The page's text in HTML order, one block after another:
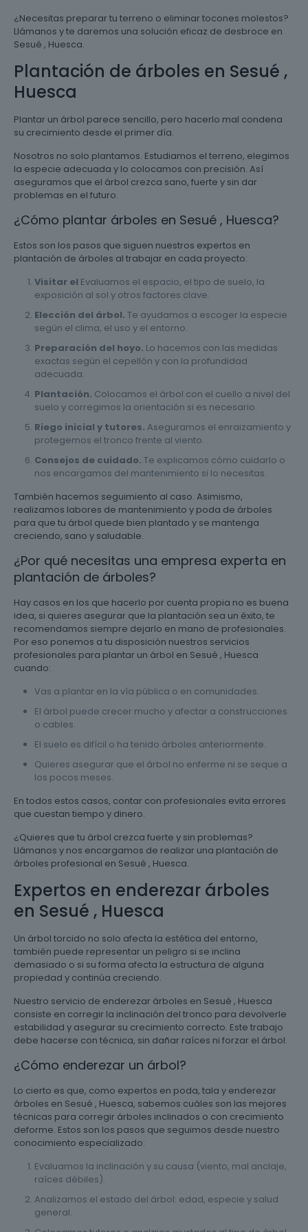
¿Necesitas preparar tu terreno o eliminar tocones molestos?
Llámanos y te daremos una solución eficaz de desbroce en
Sesué , Huesca.
Plantación de árboles en Sesué ,
Huesca
Plantar un árbol parece sencillo, pero hacerlo mal condena
su crecimiento desde el primer día.
Nosotros no solo plantamos. Estudiamos el terreno, elegimos
la especie adecuada y lo colocamos con precisión. Así
aseguramos que el árbol crezca sano, fuerte y sin dar
problemas en el futuro.
¿Cómo plantar árboles en Sesué , Huesca?
Estos son los pasos que siguen nuestros expertos en
plantación de árboles al trabajar en cada proyecto:
Visitar el Evaluamos el espacio, el tipo de suelo, la
exposición al sol y otros factores clave.
Elección del árbol. Te ayudamos a escoger la especie
según el clima, el uso y el entorno.
Preparación del hoyo. Lo hacemos con las medidas
exactas según el cepellón y con la profundidad
adecuada.
Plantación. Colocamos el árbol con el cuello a nivel del
suelo y corregimos la orientación si es necesario.
Riego inicial y tutores. Aseguramos el enraizamiento y
protegemos el tronco frente al viento.
Consejos de cuidado. Te explicamos cómo cuidarlo o
nos encargamos del mantenimiento si lo necesitas.
También hacemos seguimiento al caso. Asimismo,
realizamos labores de mantenimiento y poda de árboles
para que tu árbol quede bien plantado y se mantenga
creciendo, sano y saludable.
¿Por qué necesitas una empresa experta en
plantación de árboles?
Hay casos en los que hacerlo por cuenta propia no es buena
idea, si quieres asegurar que la plantación sea un éxito, te
recomendamos siempre dejarlo en mano de profesionales.
Por eso ponemos a tu disposición nuestros servicios
profesionales para plantar un árbol en Sesué , Huesca
cuando:
Vas a plantar en la vía pública o en comunidades.
El árbol puede crecer mucho y afectar a construcciones
o cables.
El suelo es difícil o ha tenido árboles anteriormente.
Quieres asegurar que el árbol no enferme ni se seque a
los pocos meses.
En todos estos casos, contar con profesionales evita errores
que cuestan tiempo y dinero.
¿Quieres que tu árbol crezca fuerte y sin problemas?
Llámanos y nos encargamos de realizar una plantación de
árboles profesional en Sesué , Huesca.
Expertos en enderezar árboles
en Sesué , Huesca
Un árbol torcido no solo afecta la estética del entorno,
también puede representar un peligro si se inclina
demasiado o si su forma afecta la estructura de alguna
propiedad y continúa creciendo.
Nuestro servicio de enderezar árboles en Sesué , Huesca
consiste en corregir la inclinación del tronco para devolverle
estabilidad y asegurar su crecimiento correcto. Este trabajo
debe hacerse con técnica, sin dañar raíces ni forzar el árbol.
¿Cómo enderezar un árbol?
Lo cierto es que, como expertos en poda, tala y enderezar
árboles en Sesué , Huesca, sabemos cuáles son las mejores
técnicas para corregir árboles inclinados o con crecimiento
deforme. Estos son los pasos que seguimos desde nuestro
conocimiento especializado:
Evaluamos la inclinación y su causa (viento, mal anclaje,
raíces débiles).
Analizamos el estado del árbol: edad, especie y salud
general.